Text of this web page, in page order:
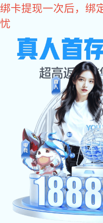
豪运国际资讯
诚信、尊重、创新、协作
您所在位置：豪运国际
业豪运国际
>
投资者关系 企业动态
江苏省钓鱼协会主